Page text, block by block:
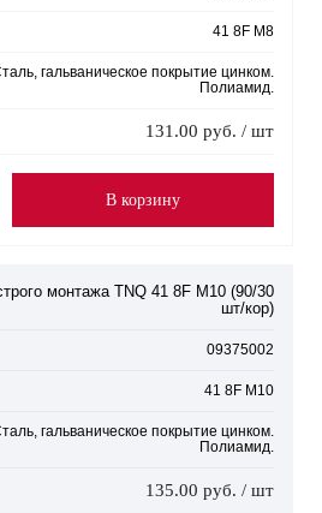
41 8F M8
гальваническое покрытие цинком.
Полиамид.
131.00 руб. / шт
В корзину
монтажа TNQ 41 8F M10 (90/30
шт/кор)
09375002
41 8F M10
гальваническое покрытие цинком.
Полиамид.
135.00 руб. / шт